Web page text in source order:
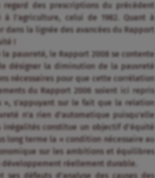
des prescriptions du précédent
l’agriculture, celui de 1982. Quant à
dans la lignée des avancées du Rapport
!
pauvreté, le Rapport 2008 se contente
désigner la diminution de la pauvreté
nécessaires pour que cette corrélation
du Rapport 2006 soient ici repris
s’appuyant sur le fait que la relation
n’a rien d’automatique puisqu’elle
constitue un objectif d’équité
long terme la « condition nécessaire au
sur les ambitions et équilibres
réellement durable.
défauts d’analyse des causes des